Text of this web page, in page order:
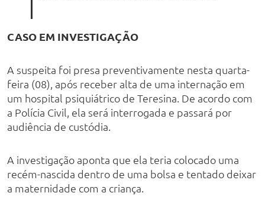
CASO EM INVESTIGAÇÃO
A suspeita foi presa preventivamente nesta quarta-
feira (08), após receber alta de uma internação em
um hospital psiquiátrico de Teresina. De acordo com
a Polícia Civil, ela será interrogada e passará por
audiência de custódia.
A investigação aponta que ela teria colocado uma
recém-nascida dentro de uma bolsa e tentado deixar
a maternidade com a criança.